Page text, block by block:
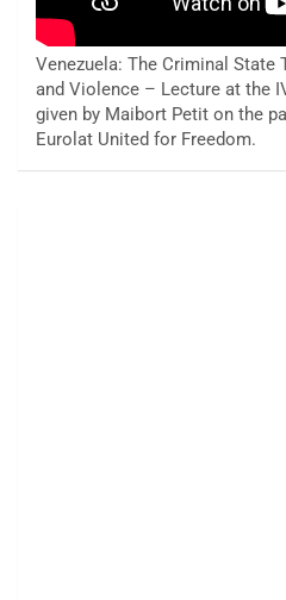
Venezuela: The Criminal State
and Violence – Lecture at the
given by Maibort Petit on the
Eurolat United for Freedom.